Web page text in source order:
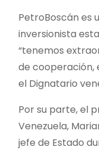
PetroBoscán es
inversionista
“tenemos
de cooperación,
el Dignatario
Por su parte, el
Venezuela,
jefe de Estado